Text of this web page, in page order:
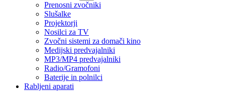
Prenosni zvočniki
Slušalke
Projektorji
Nosilci za TV
Zvočni sistemi za domači kino
Medijski predvajalniki
MP3/MP4 predvajalniki
Radio/Gramofoni
Baterije in polnilci
Rabljeni aparati